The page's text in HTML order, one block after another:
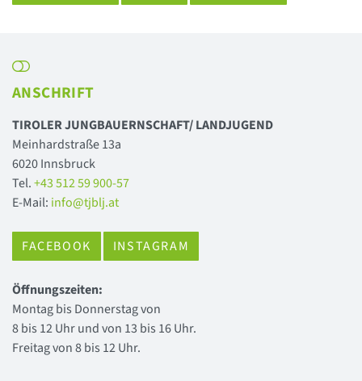
ANSCHRIFT
TIROLER JUNGBAUERNSCHAFT/ LANDJUGEND
Meinhardstraße 13a
6020 Innsbruck
Tel.+43 512 59 900-57
E-Mail: info@tjblj.at
FACEBOOK INSTAGRAM
Öffnungszeiten:
Montag bis Donnerstag von
8 bis 12 Uhr und von 13 bis 16 Uhr.
Freitag von 8 bis 12 Uhr.